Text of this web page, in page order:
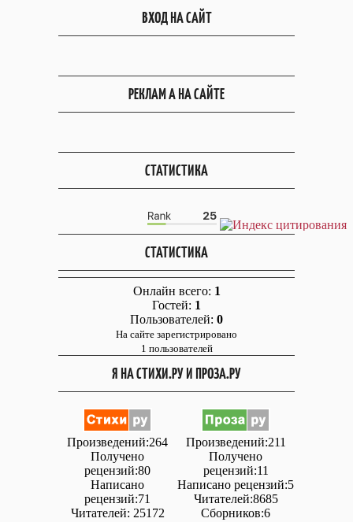
ВХОД НА САЙТ
РЕКЛАМ А НА САЙТЕ
СТАТИСТИКА
СТАТИСТИКА
Онлайн всего: 1
Гостей: 1
Пользователей: 0
На сайте зарегистрировано
1 пользователей
Я НА СТИХИ.РУ И ПРОЗА.РУ
Произведений:264
Получено
рецензий:80
Написано
рецензий:71
Читателей: 25172
Произведений:211
Получено
рецензий:11
Написано рецензий:5
Читателей:8685
Сборников:6